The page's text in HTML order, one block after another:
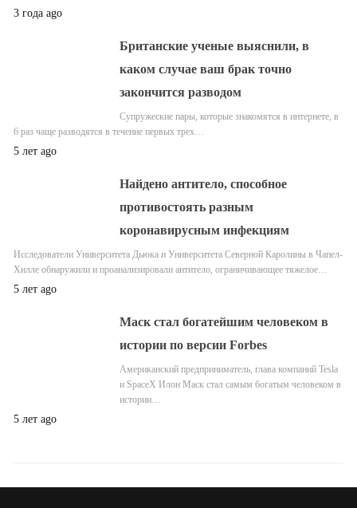
3 года ago
Британские ученые выяснили, в
каком случае ваш брак точно
закончится разводом
Супружеские пары, которые знакомятся в интернете, в
6 раз чаще разводятся в течение первых трех…
5 лет ago
Найдено антитело, способное
противостоять разным
коронавирусным инфекциям
Исследователи Университета Дьюка и Университета Северной Каролины в Чапел-
Хилле обнаружили и проанализировали антитело, ограничивающее тяжелое…
5 лет ago
Маск стал богатейшим человеком в
истории по версии Forbes
Американский предприниматель, глава компаний Tesla
и SpaceX Илон Маск стал самым богатым человеком в
истории…
5 лет ago